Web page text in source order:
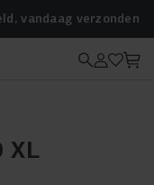
vandaag verzonden
XL